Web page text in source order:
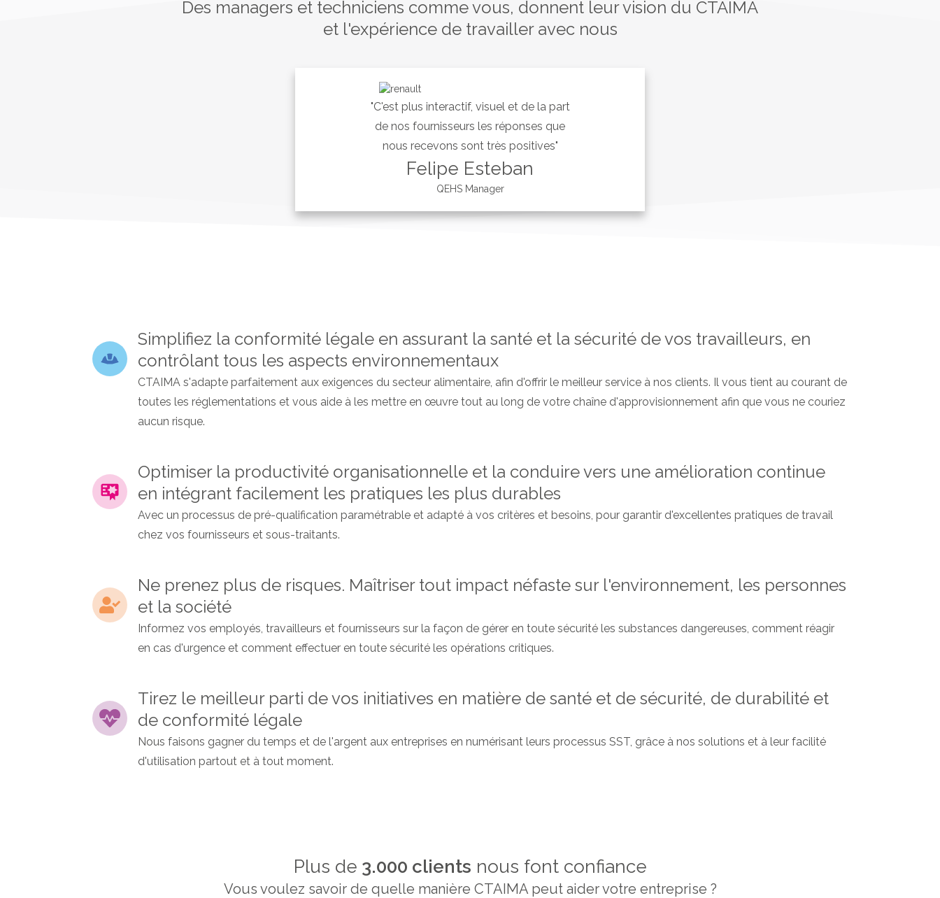
Des managers et techniciens comme vous, donnent leur vision du CTAIMA
et l'expérience de travailler avec nous
"C'est plus interactif, visuel et de la part
de nos fournisseurs les réponses que
nous recevons sont très positives"
Felipe Esteban
QEHS Manager
Simplifiez la conformité légale en assurant la santé et la sécurité de vos travailleurs, en
contrôlant tous les aspects environnementaux
CTAIMA s'adapte parfaitement aux exigences du secteur alimentaire, afin d'offrir le meilleur service à nos clients. Il vous tient au courant de
toutes les réglementations et vous aide à les mettre en œuvre tout au long de votre chaîne d'approvisionnement afin que vous ne couriez
aucun risque.
Optimiser la productivité organisationnelle et la conduire vers une amélioration continue
en intégrant facilement les pratiques les plus durables
Avec un processus de pré-qualification paramétrable et adapté à vos critères et besoins, pour garantir d'excellentes pratiques de travail
chez vos fournisseurs et sous-traitants.
Ne prenez plus de risques. Maîtriser tout impact néfaste sur l'environnement, les personnes
et la société
Informez vos employés, travailleurs et fournisseurs sur la façon de gérer en toute sécurité les substances dangereuses, comment réagir
en cas d'urgence et comment effectuer en toute sécurité les opérations critiques.
Tirez le meilleur parti de vos initiatives en matière de santé et de sécurité, de durabilité et
de conformité légale
Nous faisons gagner du temps et de l'argent aux entreprises en numérisant leurs processus SST, grâce à nos solutions et à leur facilité
d'utilisation partout et à tout moment.
Plus de 3.000 clients nous font confiance
Vous voulez savoir de quelle manière CTAIMA peut aider votre entreprise ?